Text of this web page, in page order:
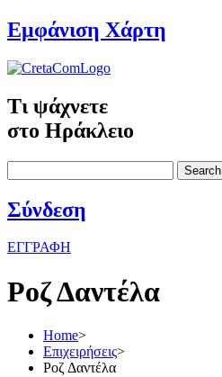
Εμφάνιση Χάρτη
Τι ψάχνετε
στο Ηράκλειο
Search
Σύνδεση
ΕΓΓΡΑΦΗ
Ροζ Δαντέλα
Home>
Επιχειρήσεις>
Ροζ Δαντέλα